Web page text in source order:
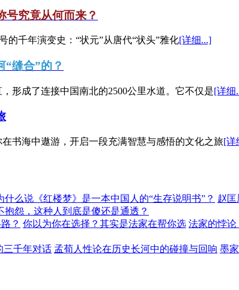
号究竟从何而来？
的千年演变史：“状元”从唐代“状头”雅化[详细...]
“缝合”的？
形成了连接中国南北的2500公里水道。它不仅是[详细
书海中遨游，开启一段充满智慧与感悟的文化之旅[详
什么说《红楼梦》是一本中国人的“生存说明书”？ 赵匡
抱怨，这种人到底是傻还是通透？
？ 你以为你在选择？其实是法家在帮你选 法家的悖论
三千年对话 孟荀人性论在历史长河中的碰撞与回响 墨